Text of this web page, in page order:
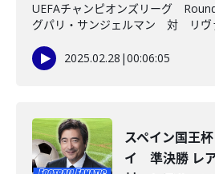
UEFAチャンピオンズリーグ
グパリ・サンジェルマン 対 リヴ
2025.02.28 |00:06:05
スペイン国王
イ 準決勝 レ